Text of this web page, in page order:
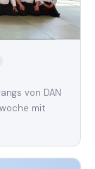
von DAN
mit